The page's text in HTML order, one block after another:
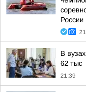
России
В
62 тыс
21:39